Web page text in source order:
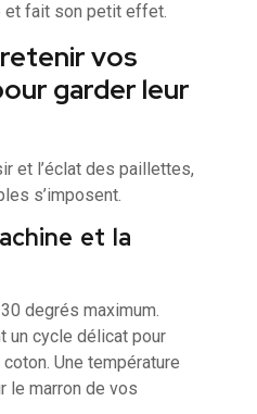
et fait son petit effet.
vos
garder leur
et l’éclat des paillettes,
s’imposent.
et la
degrés maximum.
un cycle délicat pour
Une température
le marron de vos